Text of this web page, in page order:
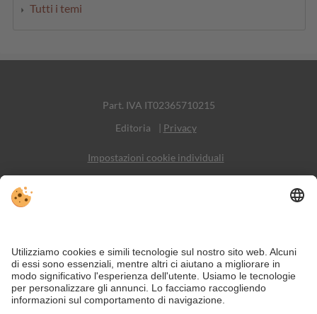
Tutti i temi
Part. IVA IT02365710215
Editoria
| Privacy
Impostazioni cookie individuali
Social Media
Nonostante il lavoro accurato e il costante aggiornamento dei contenuti,